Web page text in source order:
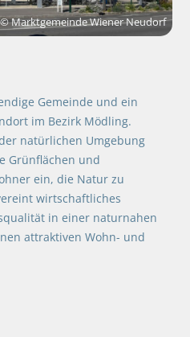
© Marktgemeinde Wiener Neudorf
Gemeinde und ein
im Bezirk Mödling.
natürlichen Umgebung
Grünflächen und
ein, die Natur zu
wirtschaftliches
in einer naturnahen
attraktiven Wohn- und